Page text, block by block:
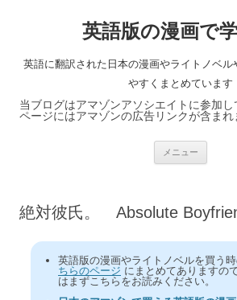
英語版の漫画で
英語に翻訳された日本の漫画やライトノベル
やすくまとめています
当ブログはアマゾンアソシエイトに参加
ページにはアマゾンの広告リンクが含まれ
メニュー
ス
絶対彼氏。 Absolute
英語版の漫画やライトノベルを買う
ちらのページ にまとめてありますの
はまずこちらをお読みください。